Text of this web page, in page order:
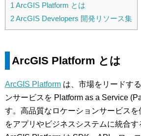
1 ArcGIS Platform とは
2ArcGIS Developers 開発リソース集
ArcGIS Platform とは
ArcGIS Platform は、市場をリードす
ンサービスを Platform as a Service
す。高品質なロケーションサービスを
をアプリやビジネスシステムに統合す